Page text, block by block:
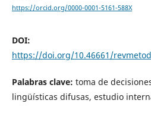
https://orcid.org/0000-0001-5161-588X
DOI:
https://doi.org/10.46661/
Palabras clave: toma de
lingüísticas difusas, estudio